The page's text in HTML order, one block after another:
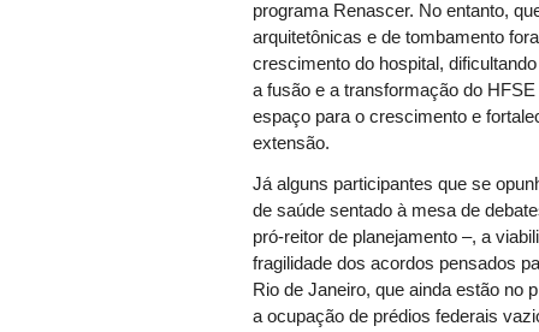
programa Renascer. No entanto,
arquitetônicas e de tombamento
crescimento do hospital,
a fusão e a transformação do
espaço para o crescimento e
extensão.
Já alguns participantes que se
de saúde sentado à mesa de
pró-reitor de planejamento –, a
fragilidade dos acordos pensados
Rio de Janeiro, que ainda estão no
a ocupação de prédios federais